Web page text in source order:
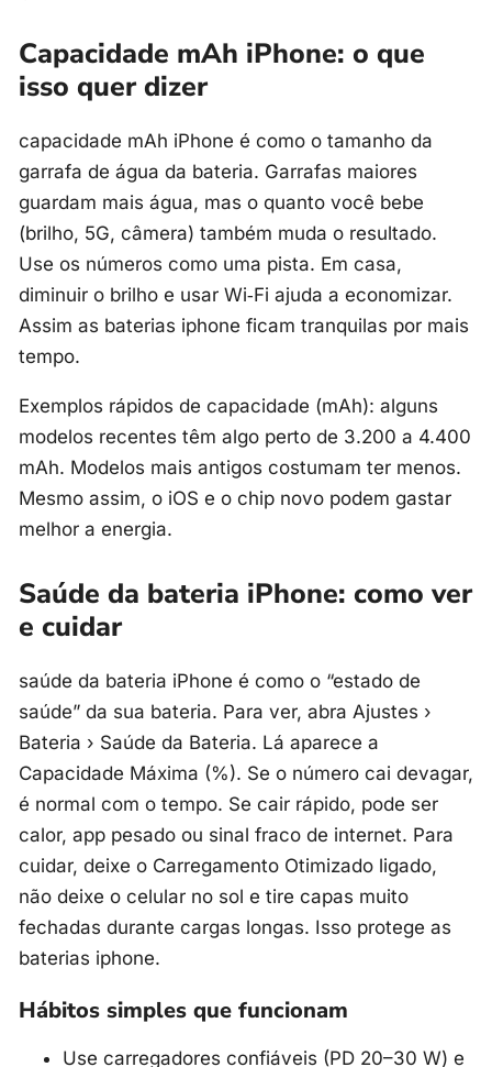
Capacidade mAh iPhone: o que
isso quer dizer
capacidade mAh iPhone é como o tamanho da
garrafa de água da bateria. Garrafas maiores
guardam mais água, mas o quanto você bebe
(brilho, 5G, câmera) também muda o resultado.
Use os números como uma pista. Em casa,
diminuir o brilho e usar Wi‑Fi ajuda a economizar.
Assim as baterias iphone ficam tranquilas por mais
tempo.
Exemplos rápidos de capacidade (mAh): alguns
modelos recentes têm algo perto de 3.200 a 4.400
mAh. Modelos mais antigos costumam ter menos.
Mesmo assim, o iOS e o chip novo podem gastar
melhor a energia.
Saúde da bateria iPhone: como ver
e cuidar
saúde da bateria iPhone é como o “estado de
saúde” da sua bateria. Para ver, abra Ajustes ›
Bateria › Saúde da Bateria. Lá aparece a
Capacidade Máxima (%). Se o número cai devagar,
é normal com o tempo. Se cair rápido, pode ser
calor, app pesado ou sinal fraco de internet. Para
cuidar, deixe o Carregamento Otimizado ligado,
não deixe o celular no sol e tire capas muito
fechadas durante cargas longas. Isso protege as
baterias iphone.
Hábitos simples que funcionam
Use carregadores confiáveis (PD 20–30 W) e